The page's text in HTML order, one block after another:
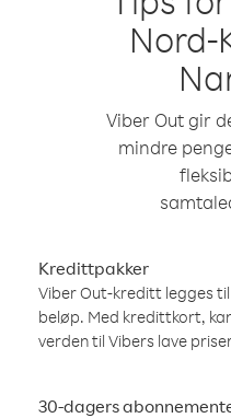
Nord-
Viber Out gir
mindre
Kredittpakker
Viber Out-kreditt legges
beløp. Med kredittkort,
verden til Vibers lave
30-dagers